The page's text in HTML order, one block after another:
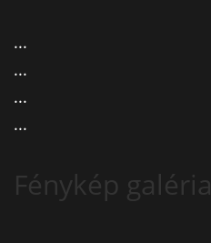
...
...
...
...
Fénykép galéria